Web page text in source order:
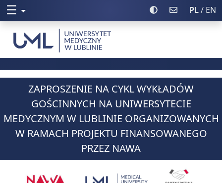
PL/ EN
Poczta UML
Włącz wysoki
☰ Rozwiń menu
Uniwersytet Medyczny w Lublinie
ZAPROSZENIE NA CYKL WYKŁADÓW
GOŚCINNYCH NA UNIWERSYTECIE
MEDYCZNYM W LUBLINIE ORGANIZOWANYCH
W RAMACH PROJEKTU FINANSOWANEGO
PRZEZ NAWA